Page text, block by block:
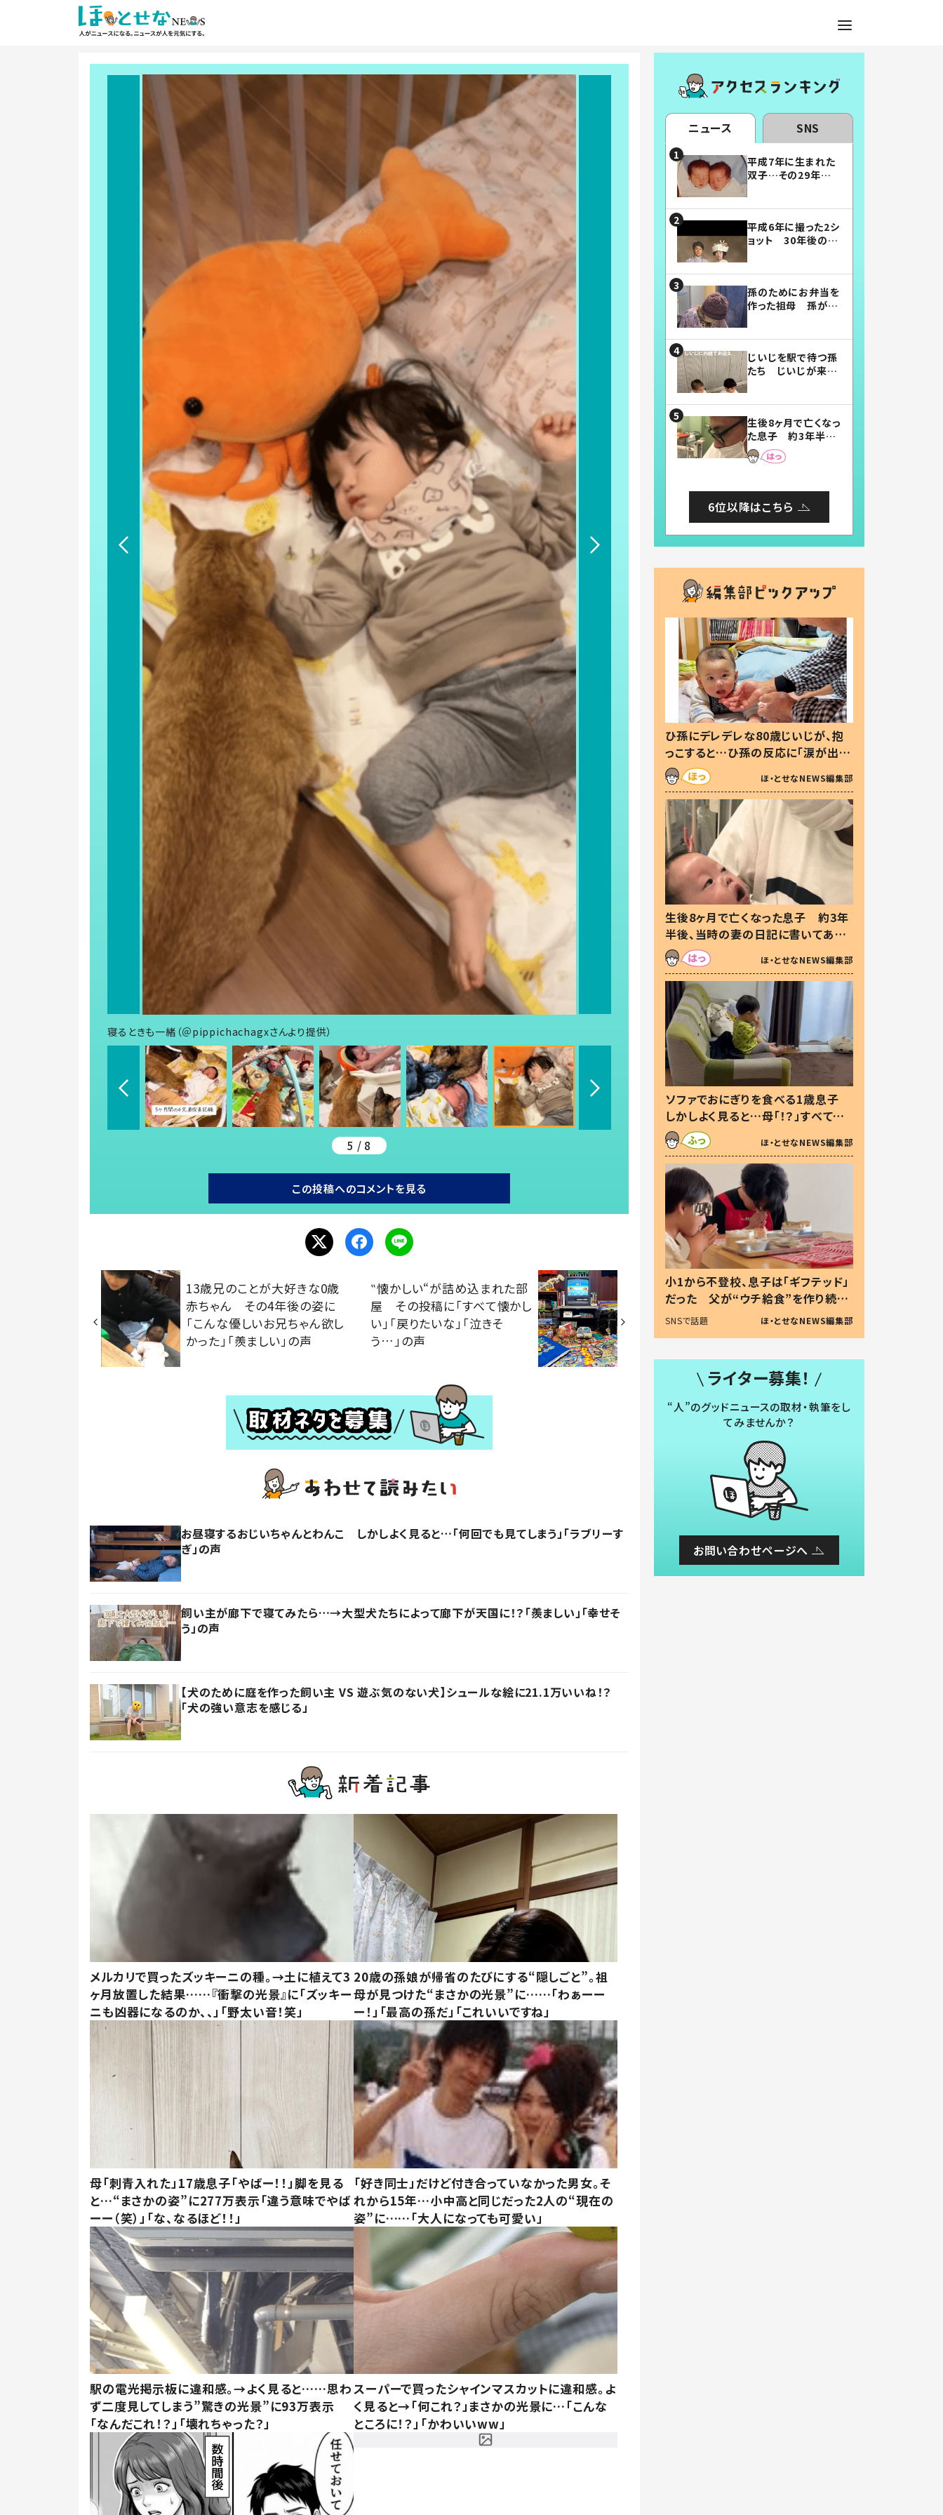
寝るときも一緒（＠pippichachagxさんより提供）
5 / 8
この投稿へのコメントを見る
13歳兄のことが大好きな0歳
赤ちゃん その4年後の姿に
「こんな優しいお兄ちゃん欲し
かった」「羨ましい」の声
‟懐かしい“が詰め込まれた部
屋 その投稿に「すべて懐かし
い」「戻りたいな」「泣きそ
う…」の声
お昼寝するおじいちゃんとわんこ しかしよく見ると…「何回でも見てしまう」「ラブリーす
ぎ」の声
飼い主が廊下で寝てみたら…→大型犬たちによって廊下が天国に！？「羨ましい」「幸せそ
う」の声
【犬のために庭を作った飼い主 VS 遊ぶ気のない犬】シュールな絵に21.1万いいね！？
「犬の強い意志を感じる」
メルカリで買ったズッキーニの種。→土に植えて3
ヶ月放置した結果……『衝撃の光景』に「ズッキー
ニも凶器になるのか、、」「野太い音！笑」
20歳の孫娘が帰省のたびにする“隠しごと”。祖
母が見つけた“まさかの光景”に……「わぁーー
ー！」「最高の孫だ」「これいいですね」
母「刺青入れた」17歳息子「やばー！！」脚を見る
と…“まさかの姿”に277万表示「違う意味でやば
ーー（笑）」「な、なるほど！！」
「好き同士」だけど付き合っていなかった男女。そ
れから15年…小中高と同じだった2人の“現在の
姿”に……「大人になっても可愛い」
駅の電光掲示板に違和感。→よく見ると……思わ
ず二度見してしまう”驚きの光景”に93万表示
「なんだこれ！？」「壊れちゃった？」
スーパーで買ったシャインマスカットに違和感。よ
く見ると→「何これ？」まさかの光景に…「こんな
ところに！？」「かわいいww」
ニュース SNS
平成7年に生まれた
双子…その29年後
平成6年に撮った2シ
ョット 30年後の姿
孫のためにお弁当を
作った祖母 孫が絶
じいじを駅で待つ孫
たち じいじが来た
まらない」「幸せにな
れる」
生後8ヶ月で亡くなっ
た息子 約3年半
後、当時の妻の日記
に書いてあった本音
6位以降はこちら
ひ孫にデレデレな80歳じいじが、抱
っこすると…ひ孫の反応に「涙が出ま
した」「可愛くて仕方ない」
ほ・とせなNEWS編集部
生後8ヶ月で亡くなった息子 約3年
半後、当時の妻の日記に書いてあっ
た本音とは
ほ・とせなNEWS編集部
ソファでおにぎりを食べる1歳息子
しかしよく見ると…母「！？」すべてを
察した母の投稿に「可愛いから許
す！」「現行犯〜」
ほ・とせなNEWS編集部
小1から不登校、息子は「ギフテッド」
だった 父が“ウチ給食”を作り続け
る理由とは #令和の親 #令和の子
SNSで話題 ほ・とせなNEWS編集部
ライター募集！
“人”のグッドニュースの取材・執筆をし
てみませんか？
お問い合わせページへ